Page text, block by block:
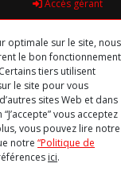
Accès gérant
optimale sur le site, nous
le bon fonctionnement
tiers utilisent
le site pour vous
sites Web et dans
vous acceptez
vous pouvez lire notre
notre “Politique de
ici.